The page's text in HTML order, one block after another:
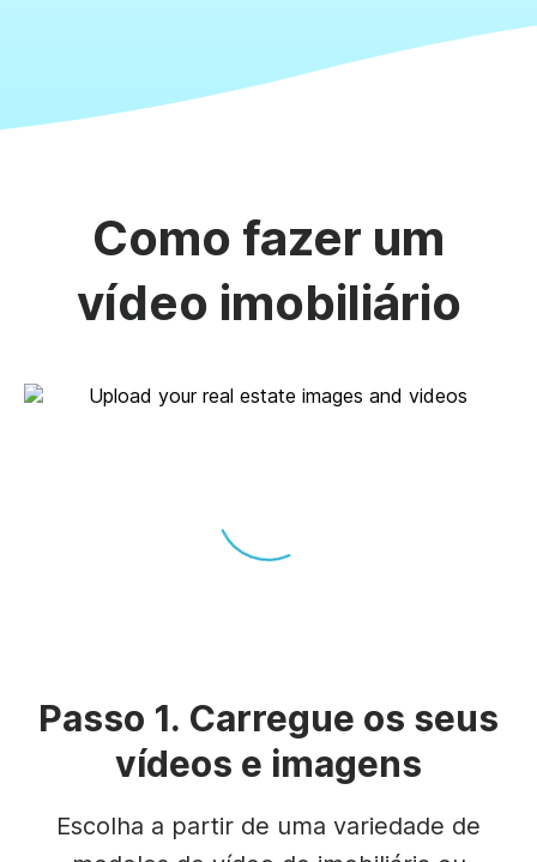
Como fazer um
vídeo imobiliário
Passo 1. Carregue os seus
vídeos e imagens
Escolha a partir de uma variedade de